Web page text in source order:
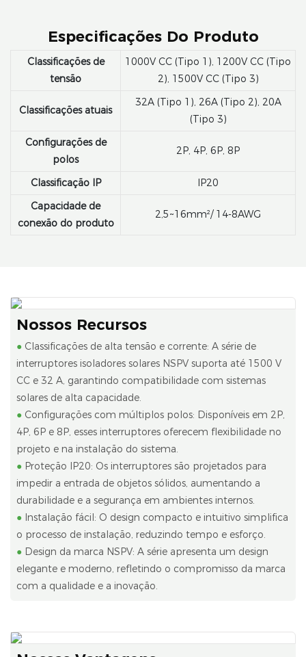
Especificações Do Produto
Classificações de
tensão
1000V CC (Tipo 1), 1200V CC (Tipo
2), 1500V CC (Tipo 3)
Classificações atuais
32A (Tipo 1), 26A (Tipo 2), 20A
(Tipo 3)
Configurações de
polos
2P, 4P, 6P, 8P
Classificação IP
IP20
Capacidade de
conexão do produto
2,5~16mm²/ 14-8AWG
Nossos Recursos
●Classificações de alta tensão e corrente: A série de
interruptores isoladores solares NSPV suporta até 1500 V
CC e 32 A, garantindo compatibilidade com sistemas
solares de alta capacidade.
● Configurações com múltiplos polos: Disponíveis em 2P,
4P, 6P e 8P, esses interruptores oferecem flexibilidade no
projeto e na instalação do sistema.
● Proteção IP20: Os interruptores são projetados para
impedir a entrada de objetos sólidos, aumentando a
durabilidade e a segurança em ambientes internos.
● Instalação fácil: O design compacto e intuitivo simplifica
o processo de instalação, reduzindo tempo e esforço.
● Design da marca NSPV: A série apresenta um design
elegante e moderno, refletindo o compromisso da marca
com a qualidade e a inovação.